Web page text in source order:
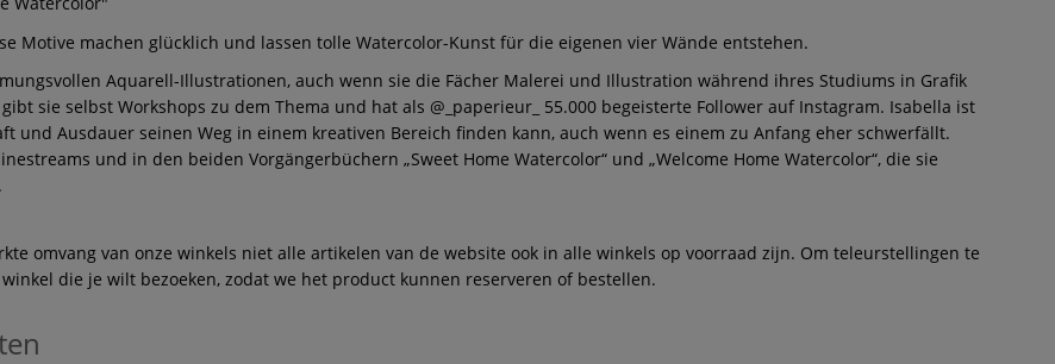
Motive machen glücklich und lassen tolle Watercolor-Kunst für die eigenen vier Wände entstehen.
Aquarell-Illustrationen, auch wenn sie die Fächer Malerei und Illustration während ihres Studiums in Grafik
sie selbst Workshops zu dem Thema und hat als @_paperieur_ 55.000 begeisterte Follower auf Instagram. Isabella ist
und Ausdauer seinen Weg in einem kreativen Bereich finden kann, auch wenn es einem zu Anfang eher schwerfällt.
und in den beiden Vorgängerbüchern „Sweet Home Watercolor“ und „Welcome Home Watercolor“, die sie
omvang van onze winkels niet alle artikelen van de website ook in alle winkels op voorraad zijn. Om teleurstellingen te
die je wilt bezoeken, zodat we het product kunnen reserveren of bestellen.